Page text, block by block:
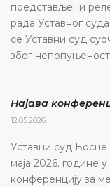
представљени
рада Уставног
се Уставни суд
због
Најава
12.05.2026.
Уставни суд Босне
маја 2026. године
конференцију за